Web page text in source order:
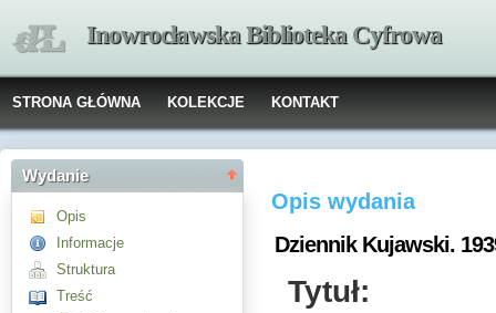
Inowrocławska Biblioteka Cyfrowa
STRONA GŁÓWNA KOLEKCJE KONTAKT
Wydanie
Opis
Informacje
Struktura
Treść
Opis wydania
Dziennik Kujawski.
Tytuł: